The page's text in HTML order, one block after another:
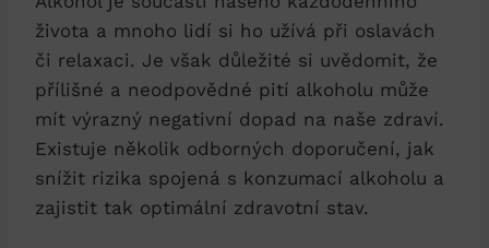
života a mnoho lidí si ho užívá při oslavách
či relaxaci. Je však důležité si uvědomit, že
přílišné a neodpovědné pití alkoholu může
mít výrazný negativní dopad na naše zdraví.
Existuje několik odborných doporučení, jak
snížit rizika spojená s konzumací alkoholu a
zajistit tak optimální zdravotní stav.